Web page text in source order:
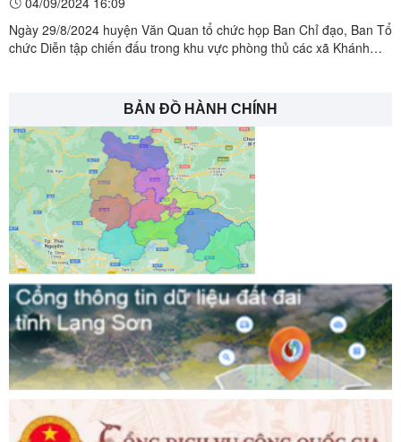
Ngày 29/8/2024 huyện Văn Quan tổ chức họp Ban Chỉ đạo, Ban Tổ
chức Diễn tập chiến đấu trong khu vực phòng thủ các xã Khánh
Bí thư Huyện ủy, Chủ ...BẢN ĐỒ HÀNH CHÍNH